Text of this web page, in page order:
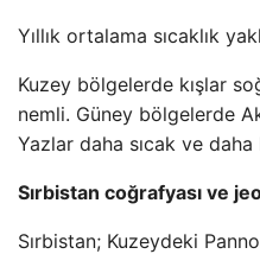
Yıllık ortalama sıcaklık
Kuzey bölgelerde kışlar
nemli. Güney bölgelerde
Yazlar daha sıcak ve
Sırbistan coğrafyası ve
Sırbistan; Kuzeydeki